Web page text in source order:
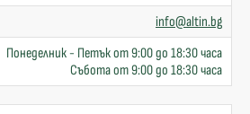
info@altin.bg
Понеделник - Петък от 9:00 до 18:30 часа
Събота от 9:00 до 18:30 часа